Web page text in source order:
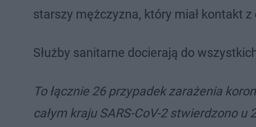
starszy mężczyzna, który miał kontakt
Służby sanitarne docierają do
To łącznie 26 przypadek zarażenia
całym kraju SARS-CoV-2 stwierdzono